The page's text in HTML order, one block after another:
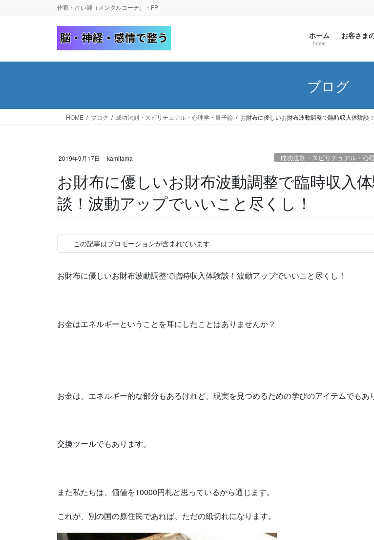
へ
プ
ョ
動
作家・占い師（メンタルコーチ）・FP
ホーム
home
お客さま
ブログ
HOME ブログ 成功法則・スピリチュアル・心理学・量子論 お財布に優しいお財布波動調整で臨時収入体験談
2019年9月17日 kamitama 成功法則・スピリチュアル・心
お財布に優しいお財布波動調整で臨時収入
談！波動アップでいいこと尽くし！
この記事はプロモーションが含まれています
お財布に優しいお財布波動調整で臨時収入体験談！波動アップでいいこと尽くし！
お金はエネルギーということを耳にしたことはありませんか？
お金は、エネルギー的な部分もあるけれど、現実を見つめるための学びのアイテムでもあ
交換ツールでもあります。
また私たちは、価値を10000円札と思っているから通じます。
これが、別の国の原住民であれば、ただの紙切れになります。